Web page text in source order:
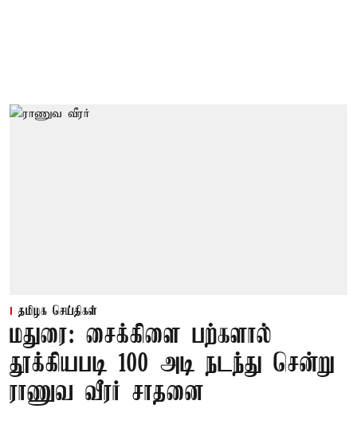
தமிழக செய்திகள்
மதுரை: சைக்கிளை பற்களால்
தூக்கியபடி 100 அடி நடந்து சென்று
ராணுவ வீரர் சாதனை